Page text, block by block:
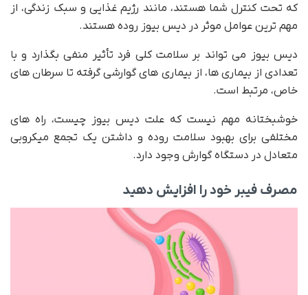
که تحت کنترل شما هستند، مانند رژیم غذایی و سبک زندگی، از
مهم ترین عوامل موثر در دیس بیوز روده هستند.
دیس بیوز می تواند بر سلامت کلی فرد تأثیر منفی بگذارد و با
تعدادی از بیماری ها، از بیماری های گوارشی گرفته تا سرطان های
خاص، مرتبط است.
خوشبختانه مهم نیست که علت دیس بیوز چیست، راه های
مختلفی برای بهبود سلامت روده و داشتن یک تجمع میکروبی
متعادل در دستگاه گوارش وجود دارد.
مصرف فیبر خود را افزایش دهید